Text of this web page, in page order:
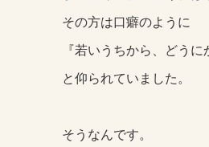
その方は口癖のように
『若いうちから、どう
と仰られていました。
そうなんです。